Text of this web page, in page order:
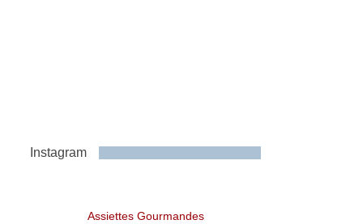
Instagram
Assiettes Gourmandes